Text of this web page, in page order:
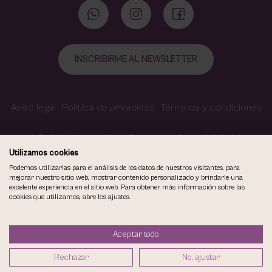
INSCRIBIRME AL NEWSLETTER
Aviso legal Política de privacidad Términos y condiciones
Política de cookies Contacto Accesibilidad
COPYRIGHT © 2026
Utilizamos cookies
Podemos utilizarlas para el análisis de los datos de nuestros visitantes, para
mejorar nuestro sitio web, mostrar contenido personalizado y brindarle una
excelente experiencia en el sitio web. Para obtener más información sobre las
cookies que utilizamos, abre los ajustes.
Aceptar todo
Rechazar No, ajustar